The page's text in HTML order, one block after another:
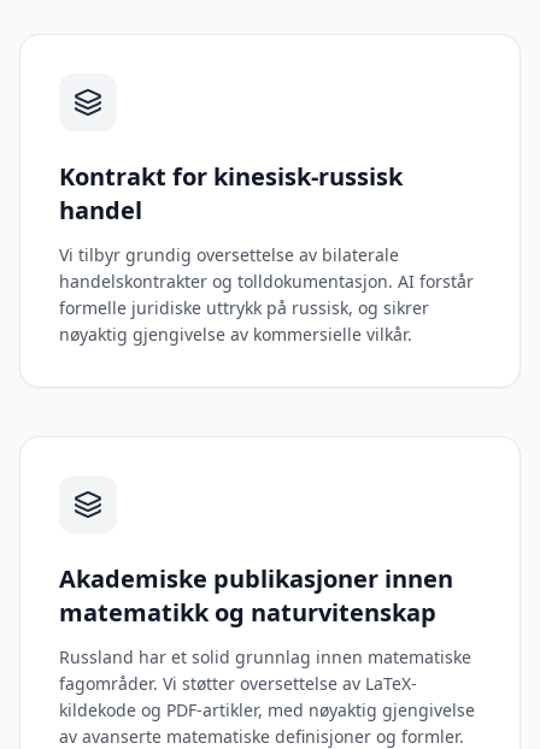
Kontrakt for kinesisk-russisk
handel
Vi tilbyr grundig oversettelse av bilaterale
handelskontrakter og tolldokumentasjon. AI forstår
formelle juridiske uttrykk på russisk, og sikrer
nøyaktig gjengivelse av kommersielle vilkår.
Akademiske publikasjoner innen
matematikk og naturvitenskap
Russland har et solid grunnlag innen matematiske
fagområder. Vi støtter oversettelse av LaTeX-
kildekode og PDF-artikler, med nøyaktig gjengivelse
av avanserte matematiske definisjoner og formler.